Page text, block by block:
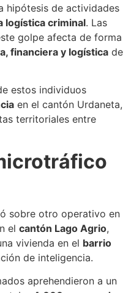
hipótesis de actividades
logística criminal. Las
golpe afecta de forma
financiera y logística de
estos individuos
en el cantón Urdaneta,
territoriales entre
sobre otro operativo en
el cantón Lago Agrio,
vivienda en el barrio
de inteligencia.
aprehendieron a un